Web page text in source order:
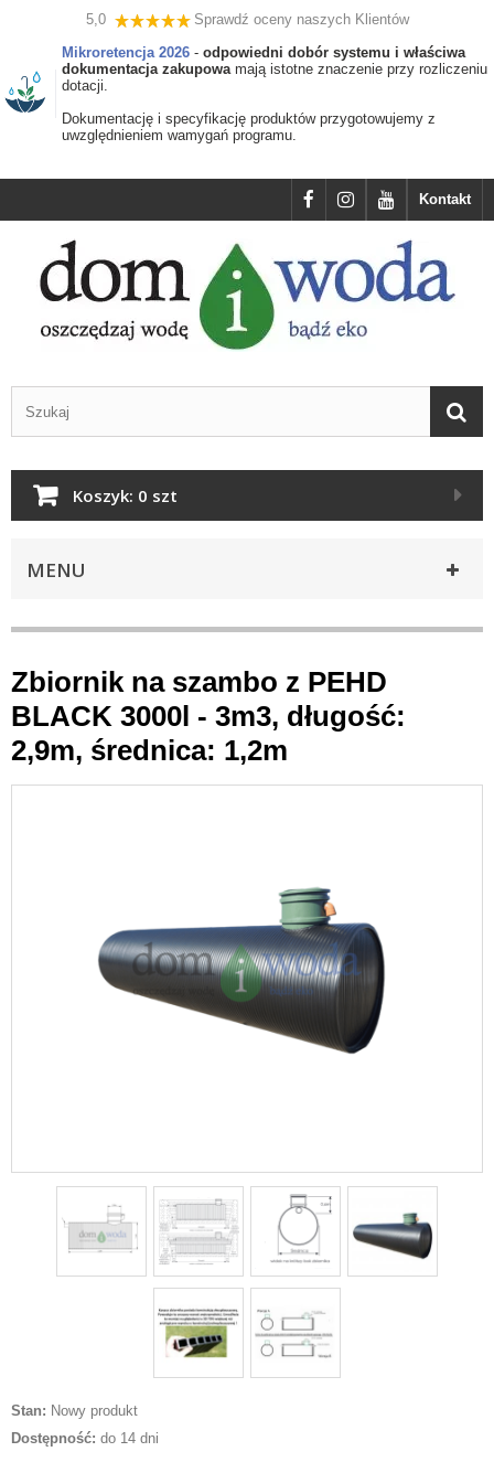
5,0
Sprawdź oceny naszych Klientów
Mikroretencja 2026 - odpowiedni dobór systemu i właściwa
dokumentacja zakupowamają istotne znaczenie przy rozliczeniu
dotacji.
Dokumentację i specyfikację produktów przygotowujemy z
uwzględnieniem wamygań programu.
Kontakt
Koszyk: 0 szt
MENU
Zbiornik na szambo z PEHD
BLACK 3000l - 3m3, długość:
2,9m, średnica: 1,2m
Stan: Nowy produkt
Dostępność: do 14 dni